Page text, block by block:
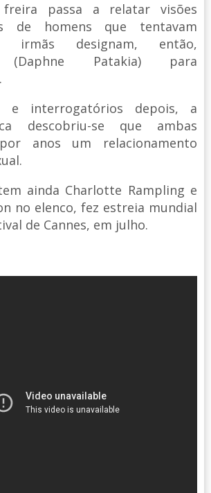
passa a relatar visões
de homens que tentavam
irmãs designam, então,
(Daphne Patakia) para
e interrogatórios depois, a
descobriu-se que ambas
anos um relacionamento
ainda Charlotte Rampling e
no elenco, fez estreia mundial
de Cannes, em julho.